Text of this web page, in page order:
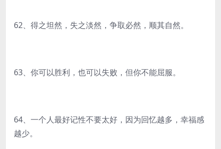
62、得之坦然，失之淡然，争取必然，顺其自然。
63、你可以胜利，也可以失败，但你不能屈服。
64、一个人最好记性不要太好，因为回忆越多，幸福感
越少。